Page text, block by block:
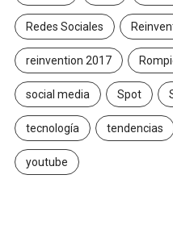
Redes Sociales
reinvention 2017
social media Spot
tecnología tendencias
youtube